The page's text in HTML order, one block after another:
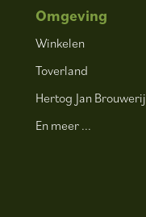
Omgeving
Winkelen
Toverland
Hertog Jan Brouwerij
En meer ...